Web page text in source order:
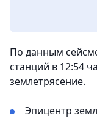
По данным
станций в 12:54
землетрясение.
Эпицентр